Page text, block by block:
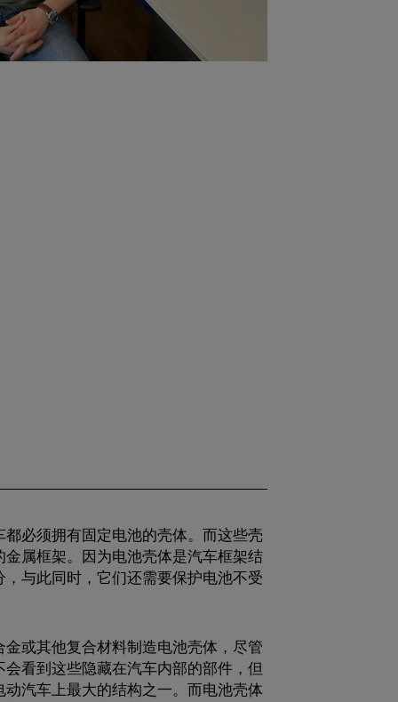
必须拥有固定电池的壳体。而这些壳
属框架。因为电池壳体是汽车框架结
与此同时，它们还需要保护电池不受
或其他复合材料制造电池壳体，尽管
看到这些隐藏在汽车内部的部件，但
汽车上最大的结构之一。而电池壳体